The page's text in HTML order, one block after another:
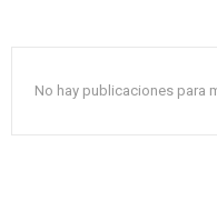
No hay publicaciones para